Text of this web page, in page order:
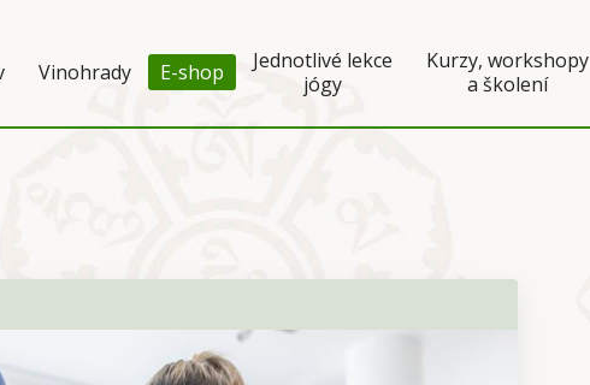
Vinohrady E-shop
Jednotlivé lekce
jógy
Kurzy, workshopy
a školení